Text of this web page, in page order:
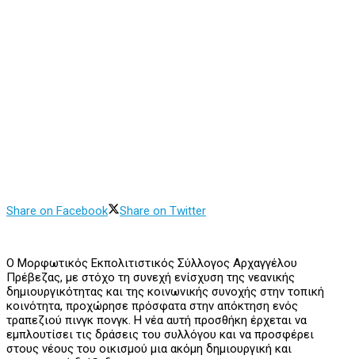
Share on Facebook Share on Twitter
Ο Μορφωτικός Εκπολιτιστικός Σύλλογος Αρχαγγέλου
Πρέβεζας, με στόχο τη συνεχή ενίσχυση της νεανικής
δημιουργικότητας και της κοινωνικής συνοχής στην τοπική
κοινότητα, προχώρησε πρόσφατα στην απόκτηση ενός
τραπεζιού πινγκ πονγκ. Η νέα αυτή προσθήκη έρχεται να
εμπλουτίσει τις δράσεις του συλλόγου και να προσφέρει
στους νέους του οικισμού μια ακόμη δημιουργική και